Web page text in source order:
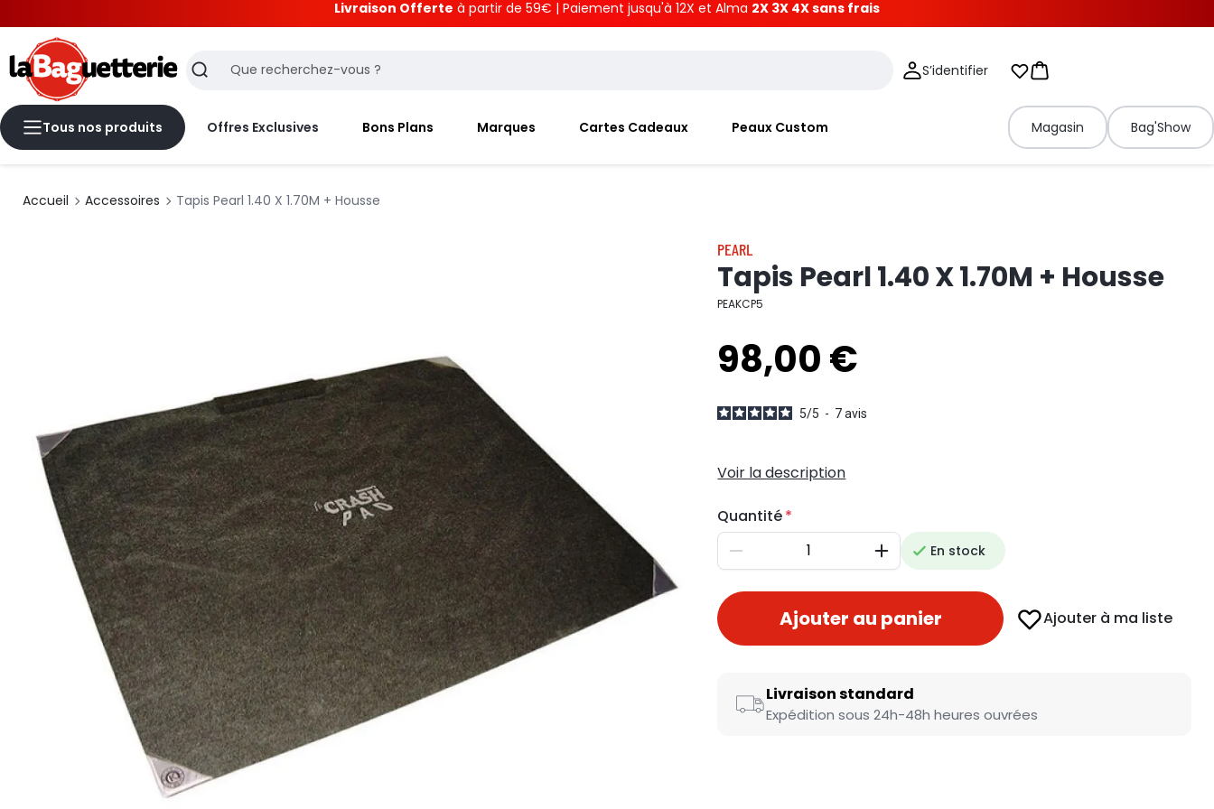
Livraison Offerte à partir de 59€ | Paiement jusqu'à 12X et Alma 2X 3X 4X sans frais
Recherche S’identifier Mes listes d'envies
Panier
Tous nos produits Offres Exclusives Bons Plans Marques Cartes Cadeaux Peaux Custom Magasin Bag'Show
Accueil Accessoires Tapis Pearl 1.40 X 1.70M + Housse
PEARL
Tapis Pearl 1.40 X 1.70M + Housse
PEAKCP5
98,00 €
5/5 - 7avis
Voir la description
Quantité
Diminuer AugmenterEn stock
Ajouter au panier Ajouter à ma liste
Livraison standard
Expédition sous 24h-48h heures ouvrées